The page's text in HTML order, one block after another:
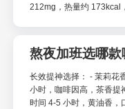
212mg，热量约 173kcal
熬夜加班选哪
长效提神选择： - 茉莉花
小时，咖啡因高，茶香提
时间 4-5 小时，黄油香，